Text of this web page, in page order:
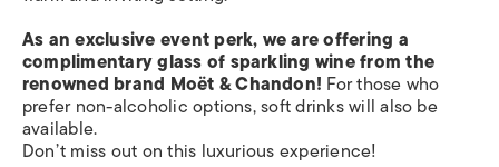
As an exclusive event perk, we are offering a
complimentary glass of sparkling wine from the
renowned brand Moët & Chandon! For those who
prefer non-alcoholic options, soft drinks will also be
available.
Don’t miss out on this luxurious experience!